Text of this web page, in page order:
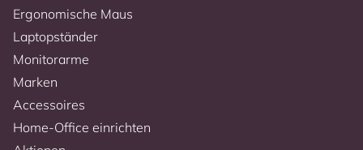
Ergonomische Maus
Laptopständer
Monitorarme
Marken
Accessoires
Home-Office einrichten